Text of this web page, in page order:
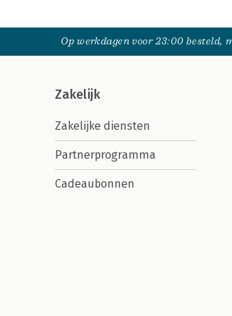
Op werkdagen voor 23:00 besteld,
Zakelijk
Zakelijke diensten
Partnerprogramma
Cadeaubonnen